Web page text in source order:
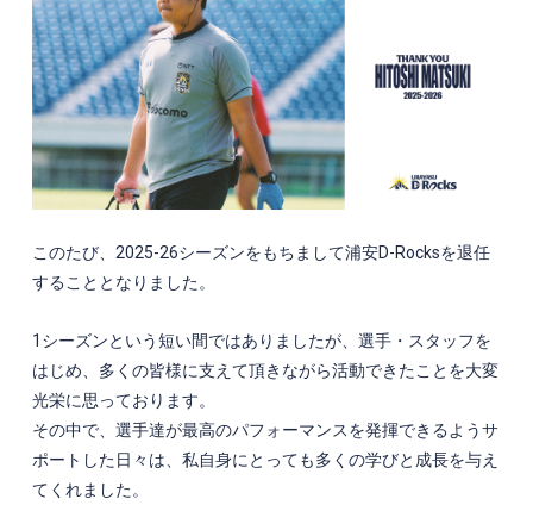
このたび、2025-26シーズンをもちまして浦安D-Rocksを退任
することとなりました。
1シーズンという短い間ではありましたが、選手・スタッフを
はじめ、多くの皆様に支えて頂きながら活動できたことを大変
光栄に思っております。
その中で、選手達が最高のパフォーマンスを発揮できるようサ
ポートした日々は、私自身にとっても多くの学びと成長を与え
てくれました。